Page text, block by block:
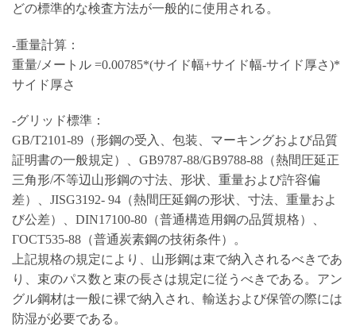
どの標準的な検査方法が一般的に使用される。
-重量計算：
重量/メートル =0.00785*(サイド幅+サイド幅-サイド厚さ)*
サイド厚さ
-グリッド標準：
GB/T2101-89（形鋼の受入、包装、マーキングおよび品質
証明書の一般規定）、GB9787-88/GB9788-88（熱間圧延正
三角形/不等辺山形鋼の寸法、形状、重量および許容偏
差）、JISG3192- 94（熱間圧延鋼の形状、寸法、重量およ
び公差）、DIN17100-80（普通構造用鋼の品質規格）、
ГОСТ535-88（普通炭素鋼の技術条件）。
上記規格の規定により、山形鋼は束で納入されるべきであ
り、束のパス数と束の長さは規定に従うべきである。アン
グル鋼材は一般に裸で納入され、輸送および保管の際には
防湿が必要である。